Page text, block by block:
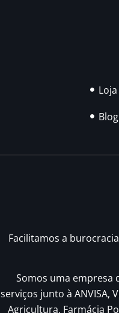
Loja
Blog
Facilitamos a
Somos uma empresa
serviços junto à ANVISA,
Agricultura, Farmácia